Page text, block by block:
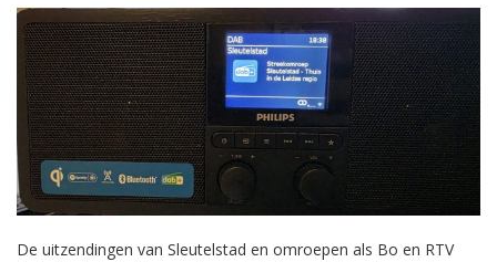
De uitzendingen van Sleutelstad en omroepen als Bo en RTV